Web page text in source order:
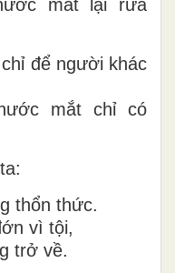
mắt lại rửa
để người khác
mắt chỉ có
thổn thức.
vì tội,
trở về.